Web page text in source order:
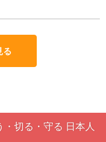
る
・切る・守る 日本人